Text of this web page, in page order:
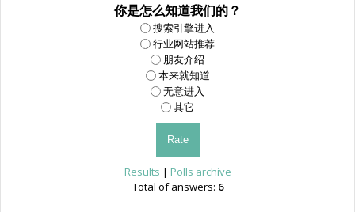
你是怎么知道我们的？
搜索引擎进入
行业网站推荐
朋友介绍
本来就知道
无意进入
其它
Results | Polls archive
Total of answers: 6